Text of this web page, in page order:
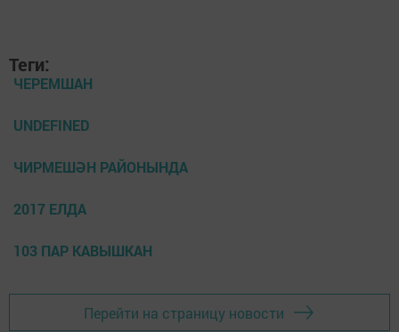
Теги:
ЧЕРЕМШАН
UNDEFINED
ЧИРМЕШӘН РАЙОНЫНДА
2017 ЕЛДА
103 ПАР КАВЫШКАН
Перейти на страницу новости